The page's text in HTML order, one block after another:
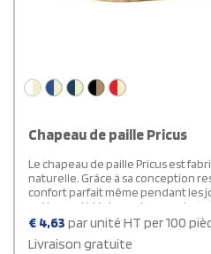
Chapeau de paille Pricus
Le chapeau de paille Pricus est
naturelle. Grâce à sa conception
confort parfait même pendant les
qui le rend idéal pour les
décontractées. Le chapeau est
qui peut être imprimée.
€ 4,63 par unité HT per 100
Livraison gratuite